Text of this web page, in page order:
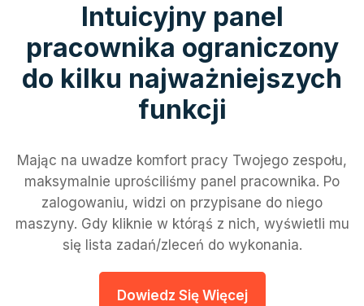
Intuicyjny panel
pracownika ograniczony
do kilku najważniejszych
funkcji
Mając na uwadze komfort pracy Twojego zespołu,
maksymalnie uprościliśmy panel pracownika. Po
zalogowaniu, widzi on przypisane do niego
maszyny. Gdy kliknie w którąś z nich, wyświetli mu
się lista zadań/zleceń do wykonania.
Dowiedz Się Więcej